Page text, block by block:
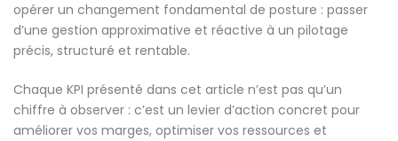
opérer un changement fondamental de posture : passer
d’une gestion approximative et réactive à un pilotage
précis, structuré et rentable.
Chaque KPI présenté dans cet article n’est pas qu’un
chiffre à observer : c’est un levier d’action concret pour
améliorer vos marges, optimiser vos ressources et